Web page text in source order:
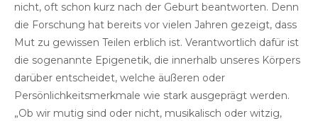
nicht, oft schon kurz nach der Geburt beantworten. Denn
die Forschung hat bereits vor vielen Jahren gezeigt, dass
Mut zu gewissen Teilen erblich ist. Verantwortlich dafür ist
die sogenannte Epigenetik, die innerhalb unseres Körpers
darüber entscheidet, welche äußeren oder
Persönlichkeitsmerkmale wie stark ausgeprägt werden.
„Ob wir mutig sind oder nicht, musikalisch oder witzig,